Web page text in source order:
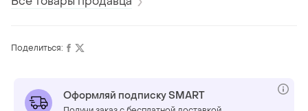
Поделиться:
Оформляй подписку SMART